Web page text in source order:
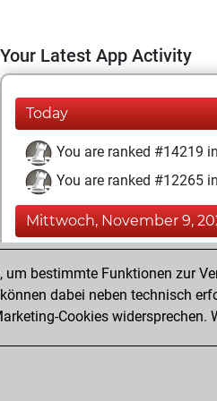
Your Latest App Activity
Today
You are ranked #14219
You are ranked #12265
Mittwoch, November 9,
You achieved a new Elo
You created your Fritz
bestimmte Funktionen zur
dabei neben technisch
Cookies